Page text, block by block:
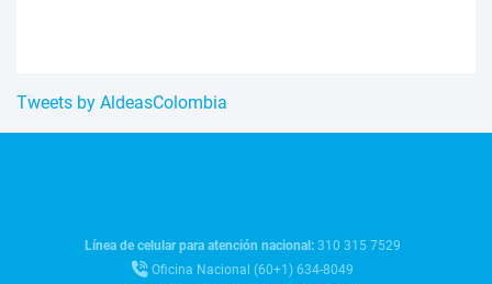
Tweets by AldeasColombia
Línea de celular para atención nacional:310 315 7529
Oficina Nacional (60+1) 634-8049